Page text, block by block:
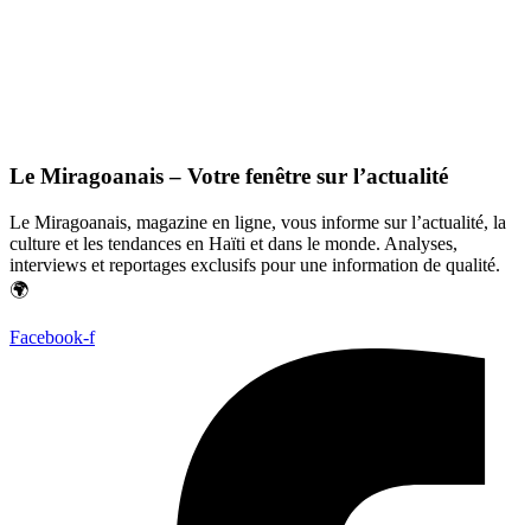
Le Miragoanais – Votre fenêtre sur l’actualité
Le Miragoanais, magazine en ligne, vous informe sur l’actualité, la
culture et les tendances en Haïti et dans le monde. Analyses,
interviews et reportages exclusifs pour une information de qualité.
🌍
Facebook-f